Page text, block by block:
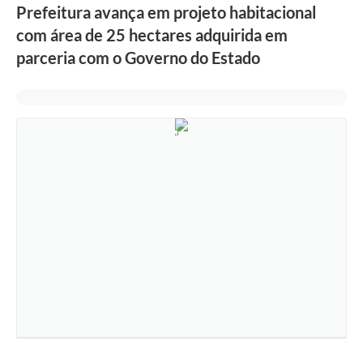
Renuncia de Receita
Galeria de Fotos
Prefeitura avança em projeto habitacional
com área de 25 hectares adquirida em
parceria com o Governo do Estado